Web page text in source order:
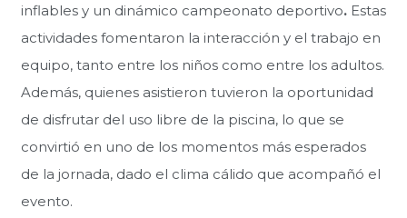
inflables y un dinámico campeonato deportivo.Estas
actividades fomentaron la interacción y el trabajo en
equipo, tanto entre los niños como entre los adultos.
Además, quienes asistieron tuvieron la oportunidad
de disfrutar del uso libre de la piscina, lo que se
convirtió en uno de los momentos más esperados
de la jornada, dado el clima cálido que acompañó el
evento.